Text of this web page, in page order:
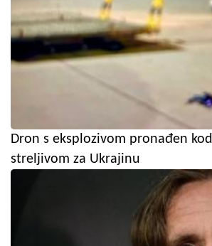
Dron s eksplozivom pronađen
streljivom za Ukrajinu